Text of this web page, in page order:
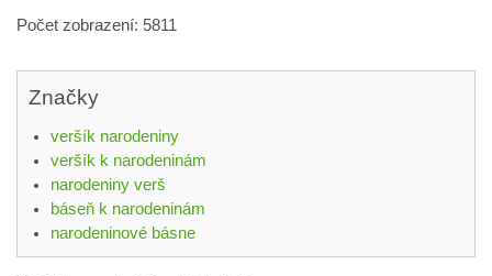
Počet zobrazení: 5811
Značky
veršík narodeniny
veršík k narodeninám
narodeniny verš
báseň k narodeninám
narodeninové básne